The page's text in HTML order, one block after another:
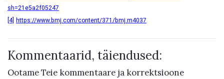
sh=21e5a2f05247
[4] https://www.bmj.com/content/371/bmj.m4037
Kommentaarid, täiendused:
Ootame Teie kommentaare ja korrektsioone